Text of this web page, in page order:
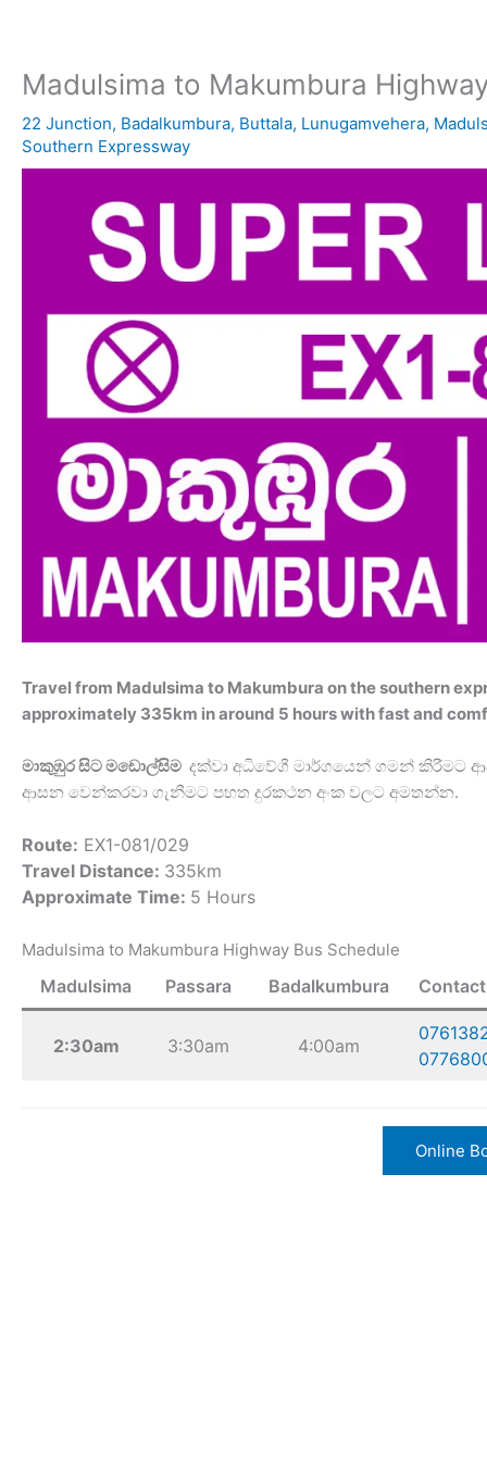
Madulsima to Makumbura
22 Junction, Badalkumbura, Buttala, Lunugamvehera,
Southern Expressway
Travel from Madulsima to Makumbura on the southern
approximately 335km in around 5 hours with fast and
මාකුඹුර සිට මඩොල්සිම දක්වා අධිවේගී මාර්ගයෙන් ගමන් කිරීමට
ආසන වෙන්කරවා ගැනීමට පහත දුරකථන අංක වලට අමතන්න.
Route: EX1-081/029
Travel Distance: 335km
Approximate Time: 5 Hours
Madulsima to Makumbura Highway Bus Schedule
Madulsima Passara Badalkumbura
2:30am 3:30am 4:00am
Online